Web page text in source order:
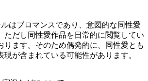
はブロマンスであり、意図的な同性愛
ただし同性愛作品を日常的に閲覧してい
ります。そのため偶発的に、同性愛とも
現が含まれている可能性があります。